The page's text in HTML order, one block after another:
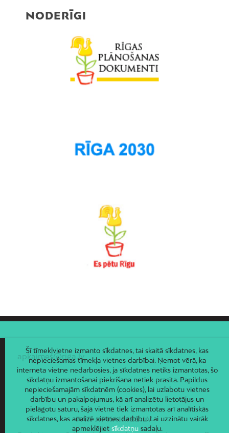
NODERĪGI
apkaimes@riga.lv
PAR APKAIMES.LV
Šī tīmekļvietne izmanto sīkdatnes, tai skaitā sīkdatnes, kas
nepieciešamas tīmekļa vietnes darbībai. Ņemot vērā, ka
interneta vietne nedarbosies, ja sīkdatnes netiks izmantotas, šo
sīkdatņu izmantošanai piekrišana netiek prasīta. Papildus
nepieciešamajām sīkdatnēm (cookies), lai uzlabotu vietnes
darbību un pakalpojumus, kā arī analizētu lietotājus un
pielāgotu saturu, šajā vietnē tiek izmantotas arī analītiskās
sīkdatnes, kas analizē vietnes darbību. Lai uzzinātu vairāk
apmeklējiet sīkdatņusadaļu.